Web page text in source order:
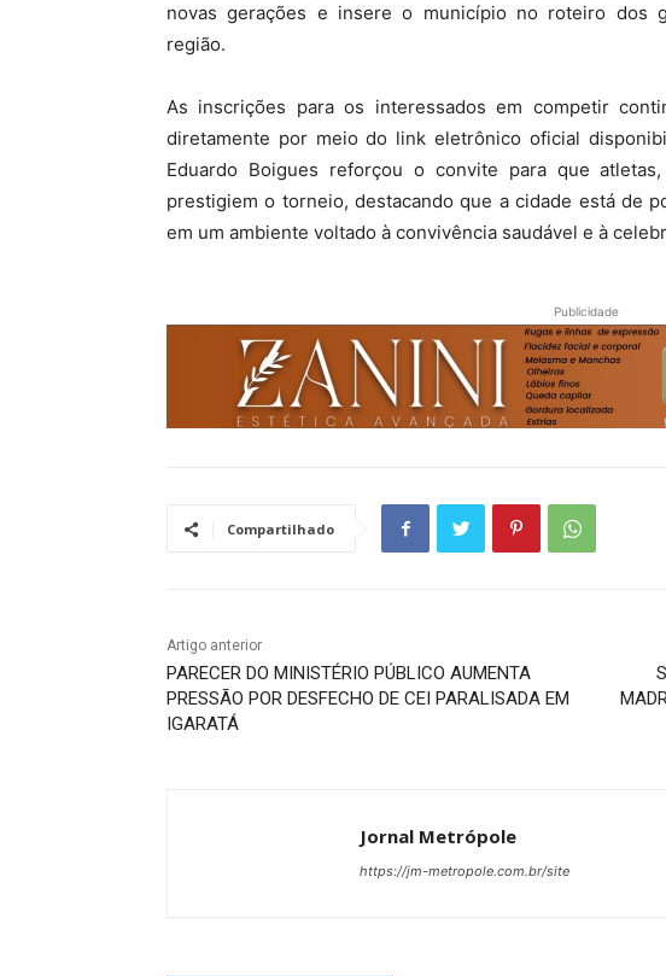
novas gerações e insere o município no roteiro dos
região.
As inscrições para os interessados em competir
diretamente por meio do link eletrônico oficial
Eduardo Boigues reforçou o convite para que atletas,
prestigiem o torneio, destacando que a cidade está de
em um ambiente voltado à convivência saudável e à
Publicidade
Compartilhado
Artigo anterior
PARECER DO MINISTÉRIO PÚBLICO AUMENTA
PRESSÃO POR DESFECHO DE CEI PARALISADA EM
IGARATÁ
Jornal Metrópole
https://jm-metropole.com.br/site